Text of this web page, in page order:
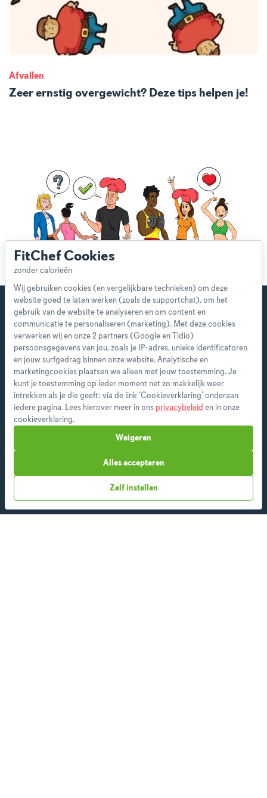
Afvallen
Zeer ernstig overgewicht? Deze tips helpen je!
Start direct met je eerste
persoonlijke weekmenu!
Als premium member heb je toegang tot alle
features en ontvang je wekelijks een nieuw
menu op maat.
Start vandaag
FitChef Cookies
Wij gebruiken cookies (en vergelijkbare technieken) om deze
website goed te laten werken (zoals de supportchat), om het
gebruik van de website te analyseren en om content en
communicatie te personaliseren (marketing). Met deze cookies
verwerken wij en onze 2 partners (Google en Tidio)
persoonsgegevens van jou, zoals je IP-adres, unieke identificatoren
en jouw surfgedrag binnen onze website. Analytische en
marketingcookies plaatsen we alleen met jouw toestemming. Je
kunt je toestemming op ieder moment net zo makkelijk weer
intrekken als je die geeft: via de link ‘Cookieverklaring’ onderaan
iedere pagina. Lees hierover meer in ons privacybeleid en in onze
cookieverklaring.
Zelf instellen
Weigeren
Alles accepteren